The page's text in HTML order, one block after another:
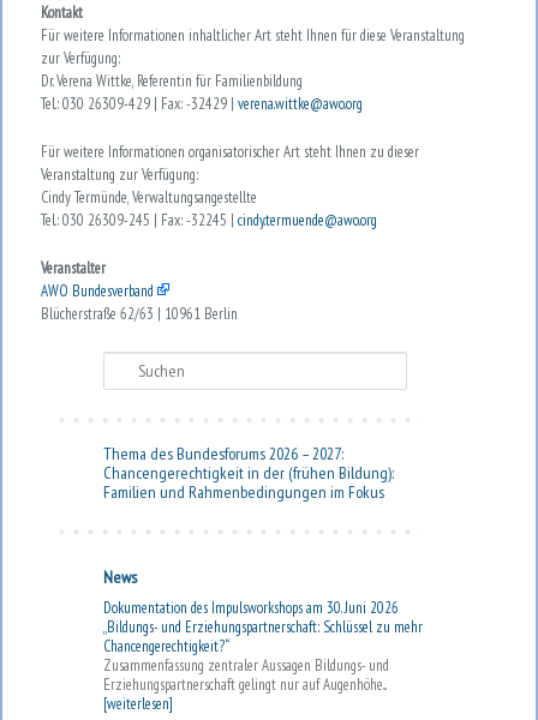
Kontakt
Für weitere Informationen inhaltlicher Art steht Ihnen für diese Veranstaltung
zur Verfügung:
Dr. Verena Wittke, Referentin für Familienbildung
Tel.: 030 26309-429 | Fax: -32429 |verena.wittke@awo.org
Für weitere Informationen organisatorischer Art steht Ihnen zu dieser
Veranstaltung zur Verfügung:
Cindy Termünde, Verwaltungsangestellte
Tel.: 030 26309-245 | Fax: -32245 |cindy.termuende@awo.org
Veranstalter
AWO Bundesverband
Blücherstraße 62/63 | 10961 Berlin
Suchen
Thema des Bundesforums 2026 – 2027:
Chancengerechtigkeit in der (frühen Bildung):
Familien und Rahmenbedingungen im Fokus
News
Dokumentation des Impulsworkshops am 30. Juni 2026
„Bildungs- und Erziehungspartnerschaft: Schlüssel zu mehr
Chancengerechtigkeit?“
Zusammenfassung zentraler Aussagen Bildungs- und
Erziehungspartnerschaft gelingt nur auf Augenhöhe...
[weiterlesen]